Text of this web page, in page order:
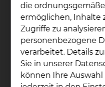
Celler Straße 38,
Freisestraße 9/10,
die
ermöglichen, Inhalte
Zugriffe zu
personenbezogene
verarbeitet. Details
Sie in unserer
können Ihre